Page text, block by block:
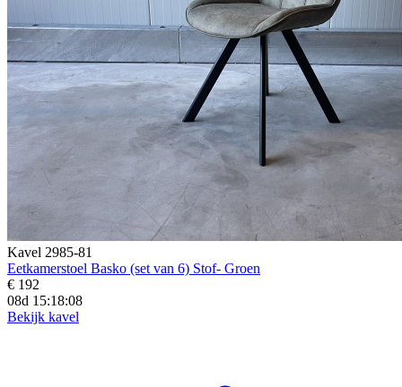
Kavel 2985-81
Eetkamerstoel Basko (set van 6) Stof- Groen
€ 192
08d 15:18:06
Bekijk kavel